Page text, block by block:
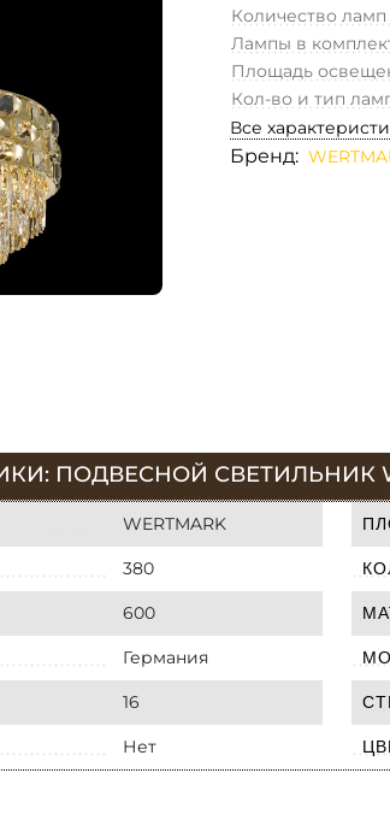
Количество ламп
Лампы в
Площадь
Кол-во и тип
Все
Бренд:
ПОДВЕСНОЙ СВЕТИЛЬНИК
WERTMARK
380
600
Германия
16
Нет